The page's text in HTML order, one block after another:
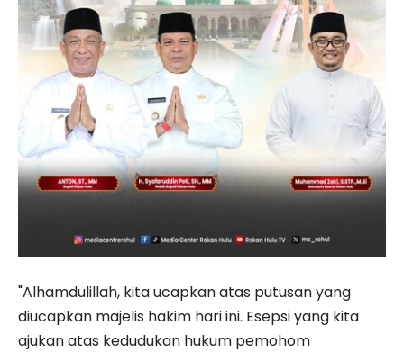
"Alhamdulillah, kita ucapkan atas putusan yang
diucapkan majelis hakim hari ini. Esepsi yang kita
ajukan atas kedudukan hukum pemohom